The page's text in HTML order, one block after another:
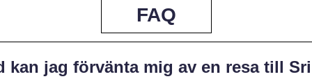
FAQ
kan jag förvänta mig av en resa till Sri